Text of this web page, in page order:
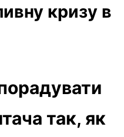
кризу в
так, як